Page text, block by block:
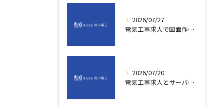
2026/07/27
電気工事求人で図面作成スキルを活かし佐賀県小城市唐津市で年収アップを目指すキャリア戦略
2026/07/20
電気工事求人とサーバールーム勤務で目指す年収アップと快適職場の選び方